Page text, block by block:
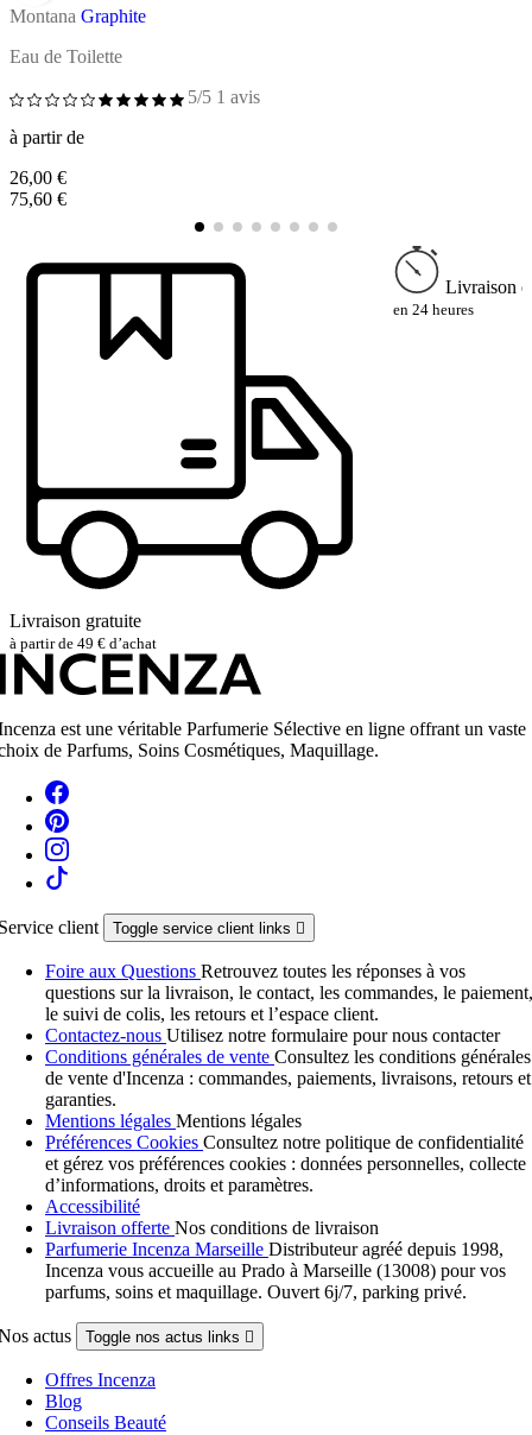
Montana Graphite
Eau de Toilette
5/5 1 avis
à partir de
26,00 €
75,60 €
Livraison gratuite
à partir de 49 € d’achat
Livraison
en 24 heures
est une véritable Parfumerie Sélective en ligne offrant un vaste
de Parfums, Soins Cosmétiques, Maquillage.
client Toggle service client links 
Foire aux Questions Retrouvez toutes les réponses à vos
questions sur la livraison, le contact, les commandes, le paiement,
le suivi de colis, les retours et l’espace client.
Contactez-nous Utilisez notre formulaire pour nous contacter
Conditions générales de vente Consultez les conditions générales
de vente d'Incenza : commandes, paiements, livraisons, retours et
garanties.
Mentions légales Mentions légales
Préférences Cookies Consultez notre politique de confidentialité
et gérez vos préférences cookies : données personnelles, collecte
d’informations, droits et paramètres.
Accessibilité
Livraison offerte Nos conditions de livraison
Parfumerie Incenza Marseille Distributeur agréé depuis 1998,
Incenza vous accueille au Prado à Marseille (13008) pour vos
parfums, soins et maquillage. Ouvert 6j/7, parking privé.
actus Toggle nos actus links 
Offres Incenza
Blog
Conseils Beauté